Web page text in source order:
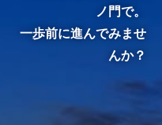
ノ門で。
一歩前に進んでみませ
んか？